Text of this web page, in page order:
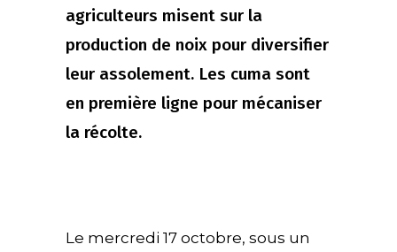
agriculteurs misent sur la
production de noix pour diversifier
leur assolement. Les cuma sont
en première ligne pour mécaniser
la récolte.
Le mercredi 17 octobre, sous un